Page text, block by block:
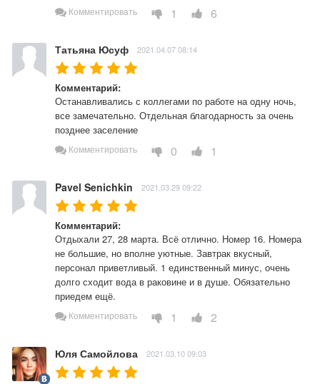
Комментировать 1 6
Татьяна Юсуф 2021.04.07 08:14
Комментарий:
Останавливались с коллегами по работе на одну ночь,
все замечательно. Отдельная благодарность за очень
позднее заселение
Комментировать 0 1
Pavel Senichkin 2021.03.29 09:22
Комментарий:
Отдыхали 27, 28 марта. Всё отлично. Номер 16. Номера
не большие, но вполне уютные. Завтрак вкусный,
персонал приветливый. 1 единственный минус, очень
долго сходит вода в раковине и в душе. Обязательно
приедем ещё.
Комментировать 1 2
Юля Самойлова 2021.03.10 09:03